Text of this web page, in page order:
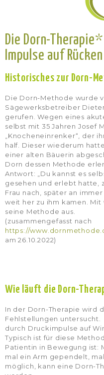
Die Dorn-
Impulse auf
Historisches zur Dorn-
Die Dorn-Methode wurde
Sägewerksbetreiber Dieter
gerufen. Wegen eines
selbst mit 35 Jahren Josef
„Knocheneinrenker“, der
half. Dieser wiederum
einer alten Bäuerin
Dorn dessen Methode
Antwort: „Du kannst es
gesehen und erlebt hatte,
Frau nach, später an
weit her zu ihm kamen.
seine Methode aus.
(zusammengefasst nach
https://
am 26.10.2022)
Wie läuft die Dorn-
In der Dorn-Therapie wird
Fehlstellungen
durch Druckimpulse auf
Typisch ist für diese
Patientin in Bewegung ist:
mal ein Arm gependelt,
möglich, kann eine Dorn-